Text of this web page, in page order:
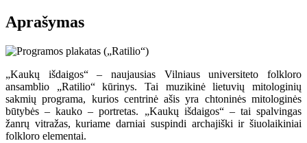
Aprašymas
„Kaukų išdaigos“ – naujausias Vilniaus universiteto folkloro
ansamblio „Ratilio“ kūrinys. Tai muzikinė lietuvių mitologinių
sakmių programa, kurios centrinė ašis yra chtoninės mitologinės
būtybės – kauko – portretas. „Kaukų išdaigos“ – tai spalvingas
žanrų vitražas, kuriame darniai suspindi archajiški ir šiuolaikiniai
folkloro elementai.